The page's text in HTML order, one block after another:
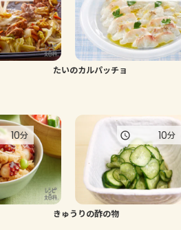
たいのカルパッチョ
10分
きゅうりの酢の物
10分